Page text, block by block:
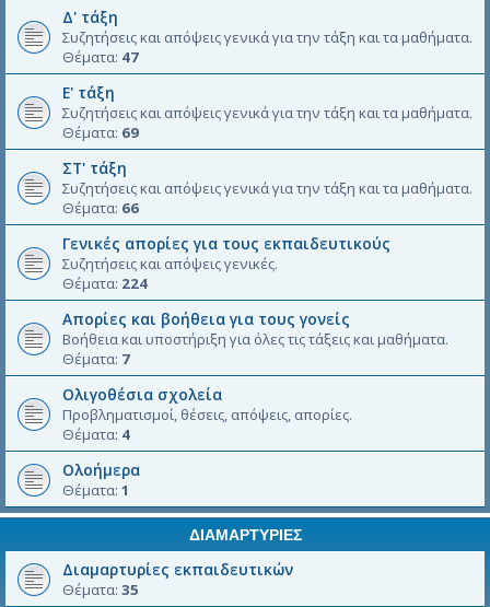
Δ' τάξη
Συζητήσεις και απόψεις γενικά για την τάξη και τα μαθήματα.
Θέματα: 47
Ε' τάξη
Συζητήσεις και απόψεις γενικά για την τάξη και τα μαθήματα.
Θέματα: 69
ΣΤ' τάξη
Συζητήσεις και απόψεις γενικά για την τάξη και τα μαθήματα.
Θέματα: 66
Γενικές απορίες για τους εκπαιδευτικούς
Συζητήσεις και απόψεις γενικές.
Θέματα: 224
Απορίες και βοήθεια για τους γονείς
Βοήθεια και υποστήριξη για όλες τις τάξεις και μαθήματα.
Θέματα: 7
Ολιγοθέσια σχολεία
Προβληματισμοί, θέσεις, απόψεις, απορίες.
Θέματα: 4
Ολοήμερα
Θέματα: 1
ΔΙΑΜΑΡΤΥΡΙΕΣ
Διαμαρτυρίες εκπαιδευτικών
Θέματα: 35